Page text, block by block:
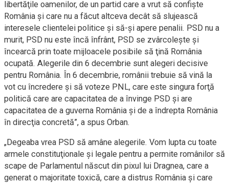
libertăţile oamenilor, de un partid care a vrut să confişte
România şi care nu a făcut altceva decât să slujească
interesele clientelei politice şi să-şi apere penalii. PSD nu a
murit, PSD nu este încă înfrânt, PSD se zvârcoleşte şi
încearcă prin toate mijloacele posibile să ţină România
ocupată. Alegerile din 6 decembrie sunt alegeri decisive
pentru România. În 6 decembrie, românii trebuie să vină la
vot cu încredere şi să voteze PNL, care este singura forţă
politică care are capacitatea de a învinge PSD şi are
capacitatea de a guverna România şi de a îndrepta România
în direcţia concretă”, a spus Orban.
„Degeaba vrea PSD să amâne alegerile. Vom lupta cu toate
armele constituţionale şi legale pentru a permite românilor să
scape de Parlamentul născut din pixul lui Dragnea, care a
generat o majoritate toxică, care a distrus România şi care